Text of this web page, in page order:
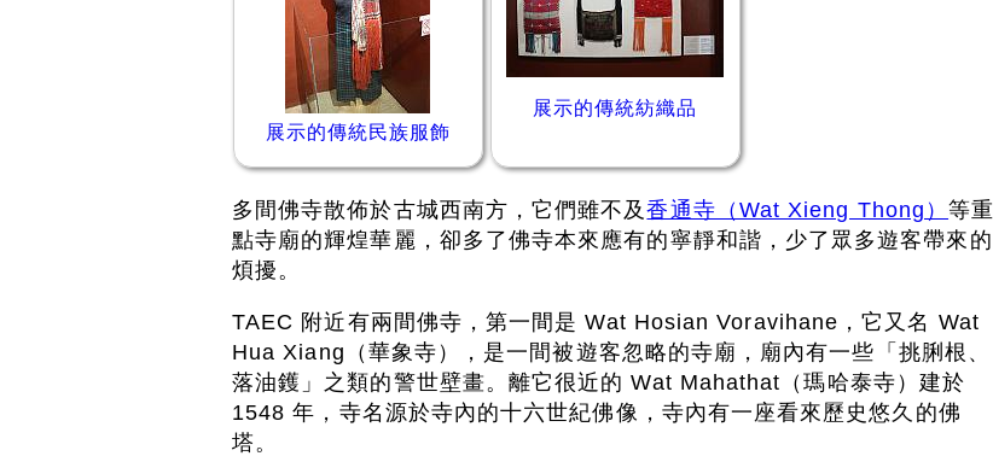
展示的傳統民族服飾
展示的傳統紡織品
多間佛寺散佈於古城西南方，它們雖不及香通寺（Wat Xieng Thong）等重
點寺廟的輝煌華麗，卻多了佛寺本來應有的寧靜和諧，少了眾多遊客帶來的
煩擾。
TAEC 附近有兩間佛寺，第一間是 Wat Hosian Voravihane，它又名 Wat
Hua Xiang（華象寺），是一間被遊客忽略的寺廟，廟內有一些「挑脷根、
落油鑊」之類的警世壁畫。離它很近的 Wat Mahathat（瑪哈泰寺）建於
1548 年，寺名源於寺內的十六世紀佛像，寺內有一座看來歷史悠久的佛
塔。